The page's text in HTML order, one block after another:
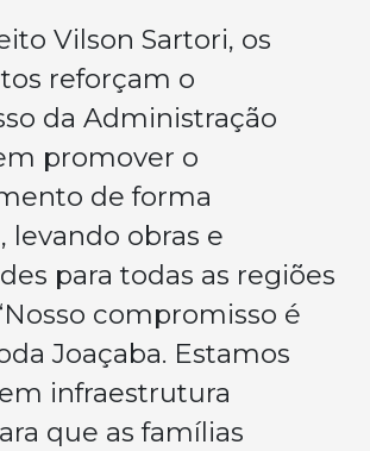
Vilson Sartori, os
reforçam o
da Administração
promover o
de forma
levando obras e
para todas as regiões
compromisso é
Joaçaba. Estamos
infraestrutura
que as famílias